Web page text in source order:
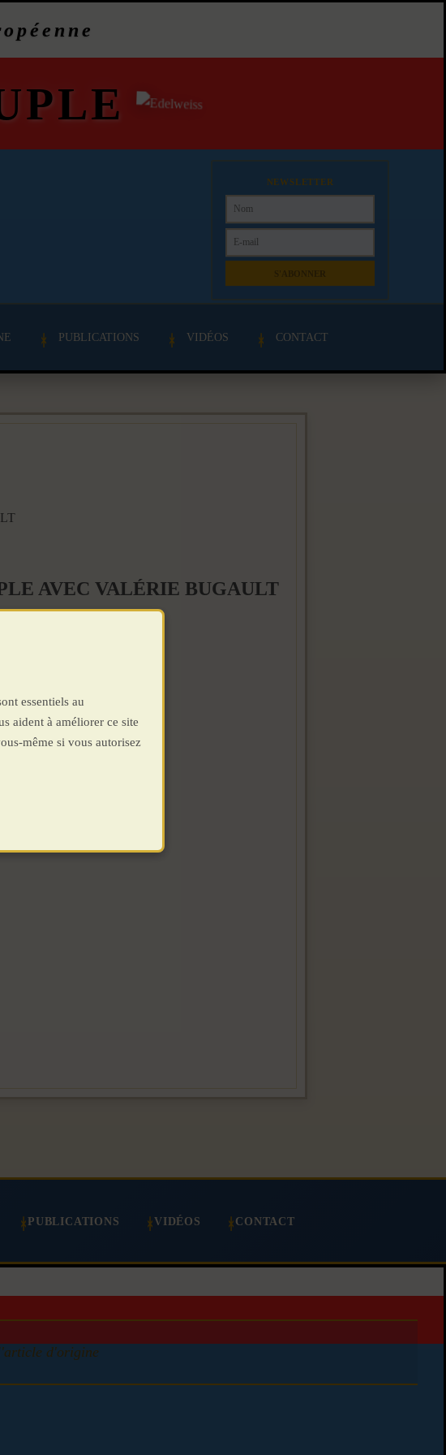
NEWSLETTER
PUBLICATIONS VIDÉOS CONTACT
AVEC VALÉRIE BUGAULT
PUBLICATIONS VIDÉOS CONTACT
d'origine
essentiels au
aident à améliorer ce site
même si vous autorisez